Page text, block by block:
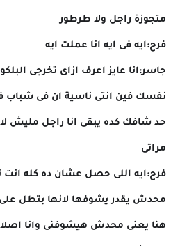
متجوزة راجل ولا طرطور
فرح:ايه فى ايه انا عملت ايه
جاسر:انا عايز اعرف ازاى تخرجى
نفسك فين انتى ناسية ان فى شباب
حد شافك كده يبقى انا راجل مليش
مراتى
فرح:ايه اللى حصل عشان ده كله انت
محدش يقدر يشوفها لانها بتطل
هنا يعنى محدش هيشوفنى وانا